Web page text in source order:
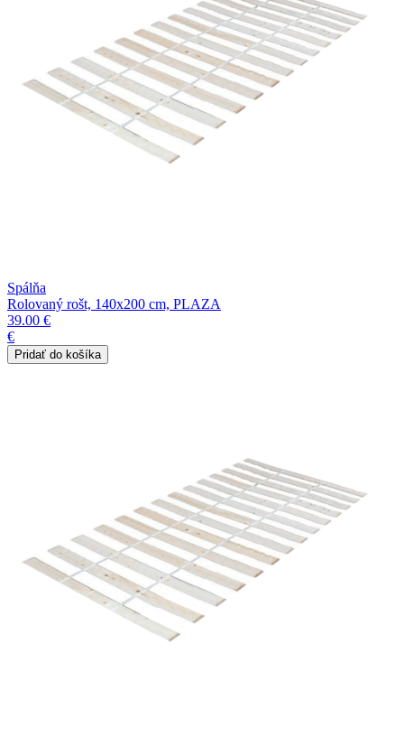
Spálňa
Rolovaný rošt, 140x200 cm, PLAZA
39.00 €
€